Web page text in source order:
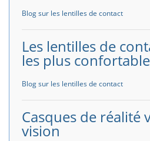
Blog sur les lentilles de contact
Les lentilles de
les plus
Blog sur les lentilles de contact
Casques de réalité
vision